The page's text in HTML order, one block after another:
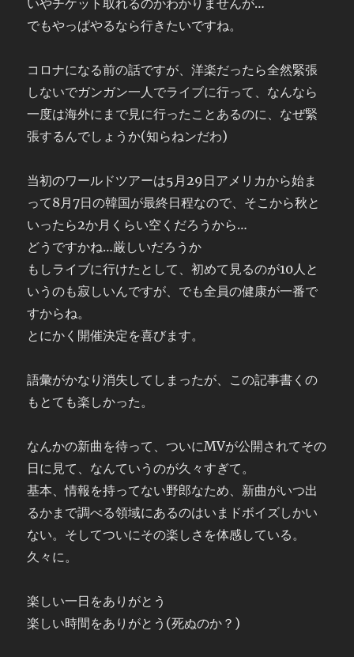
いやチケット取れるのかわかりませんが…
でもやっぱやるなら行きたいですね。
コロナになる前の話ですが、洋楽だったら全然緊張
しないでガンガン一人でライブに行って、なんなら
一度は海外にまで見に行ったことあるのに、なぜ緊
張するんでしょうか(知らねンだわ)
当初のワールドツアーは5月29日アメリカから始ま
って8月7日の韓国が最終日程なので、そこから秋と
いったら2か月くらい空くだろうから…
どうですかね…厳しいだろうか
もしライブに行けたとして、初めて見るのが10人と
いうのも寂しいんですが、でも全員の健康が一番で
すからね。
とにかく開催決定を喜びます。
語彙がかなり消失してしまったが、この記事書くの
もとても楽しかった。
なんかの新曲を待って、ついにMVが公開されてその
日に見て、なんていうのが久々すぎて。
基本、情報を持ってない野郎なため、新曲がいつ出
るかまで調べる領域にあるのはいまドボイズしかい
ない。そしてついにその楽しさを体感している。
久々に。
楽しい一日をありがとう
楽しい時間をありがとう(死ぬのか？)